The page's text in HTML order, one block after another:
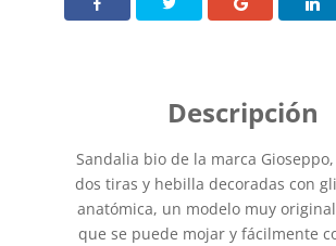
Sandalia bio de la marca
dos tiras y hebilla decoradas con
anatómica, un modelo muy
que se puede mojar y fácilmente